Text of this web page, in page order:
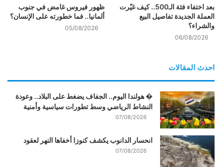
بعد اختفاء فئة الـ500.. كيف غيّرت
العملة الجديدة تفاصيل البيع
والشراء؟
06/08/2026
ظهور فيروس غامض في جنوب
ألمانيا.. فما خطورته على الإنسان؟
05/08/2026
احدث المقالات
� هولندا اليوم.. الجفاف يضغط على البلاد.. وعودة
النشاط الرياضي وسط تطورات سياسية وأمنية
07/08/2026
انحسار الدانوب يكشف كنوزا أخفاها النهر لعقود
07/08/2026